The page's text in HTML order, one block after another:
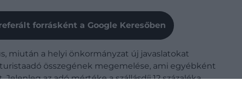
forrásként a Google Keresőben
miután a helyi önkormányzat új javaslatokat
összegének megemelése, ami egyébként
az adó mértéke a szállásdíj 12 százaléka,